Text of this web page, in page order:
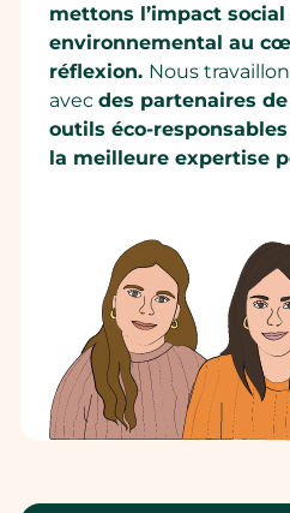
mettons l’impact social
environnemental au
réflexion. Nous
avec des partenaires
outils éco-
la meilleure expertise